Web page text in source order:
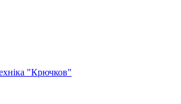
"Крючков"